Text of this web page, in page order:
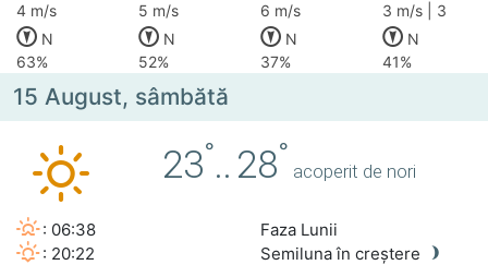
4 m/s
5 m/s 6 m/s
3 m/s | 3
N
N N
N
63%
52% 37% 41%
15 August, sâmbătă
23°.. 28°
acoperit de nori
: 06:38
: 20:22
Faza Lunii
Semiluna în creștere